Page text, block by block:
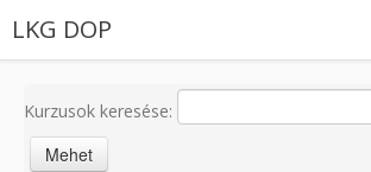
LKG DOP
Kurzusok keresése: